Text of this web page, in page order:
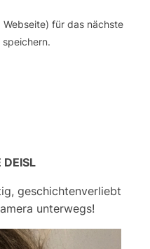
Webseite) für das nächste
speichern.
DEISL
geschichtenverliebt
unterwegs!